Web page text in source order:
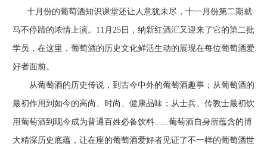
十月份的葡萄酒知识课堂还让人意犹未尽，十一月份第二期就
马不停蹄的浓情上演。 11 月 25 日，纳新红酒汇又迎来了它的第二批
学员，在这里，葡萄酒的历史文化鲜活生动的展现在每位葡萄酒爱
好者面前。
从葡萄酒的历史传说，到古今中外的葡萄酒趣事；从葡萄酒的
最初作用到如今的高尚、时尚、健康品味；从士兵、传教士最初饮
用葡萄酒到现今成为普通百姓必备饮料 葡萄酒自身所蕴含的博
大精深历史底蕴，让在座的葡萄酒爱好者见证了不一样的葡萄酒世